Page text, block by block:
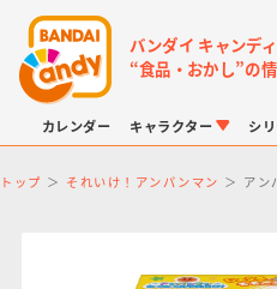
バンダイ キャンデ
“食品・おかし”の
カレンダー キャラクター シ
トップ それいけ！アンパンマン アン